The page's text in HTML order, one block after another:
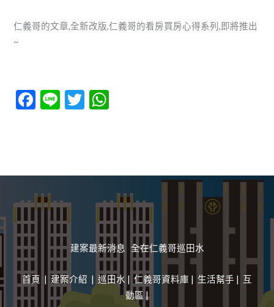
仁義哥的文章,全新改版,仁義哥的看房買房心得系列,即將推出
~
F
o
o
k
Li T
A
p
p
建案最新消息 全在仁義哥巡田水
首頁 | 建案介紹 | 巡田水 | 仁義哥資料庫 | 生活幫手 | 互
動區 |